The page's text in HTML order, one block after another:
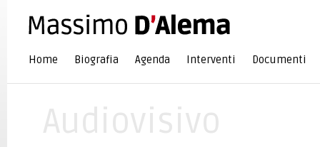
Home Biografia Agenda Interventi Documenti